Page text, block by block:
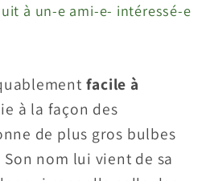
à un-e ami-e- intéressé-e
facile à
à la façon des
de plus gros bulbes
nom lui vient de sa